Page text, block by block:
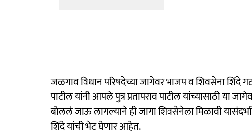
जळगाव विधान परिषदेच्या जागेवर भाजप व शिवसेना शिंदे
पाटील यांनी आपले पुत्र प्रतापराव पाटील यांच्यासाठी या
बोललं जाऊ लागल्याने ही जागा शिवसेनेला मिळावी
शिंदे यांची भेट घेणार आहेत.